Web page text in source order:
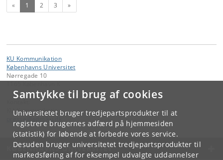
Samtykke til brug af cookies
Universitetet bruger tredjepartsprodukter til at
registrere brugernes adfærd på hjemmesiden
(statistik) for løbende at forbedre vores service.
Desuden bruger universitetet tredjepartsprodukter til
markedsføring af for eksempel udvalgte uddannelser
« 1 (nuværende)
2 3 Næste
»
KU Kommunikation
Københavns Universitet
Nørregade 10
KU Kommunikation
KØBENHAVNS UNIVERSITET